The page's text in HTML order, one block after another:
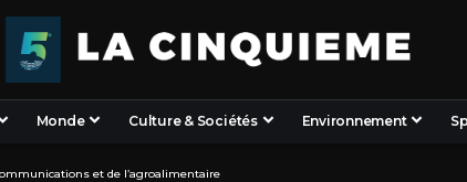
Monde Culture & Sociétés Environnement
et de l’agroalimentaire